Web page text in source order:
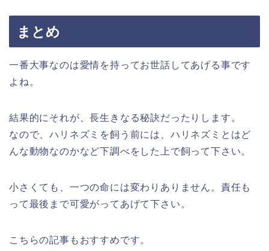
まとめ
一番大事なのは愛情を持ってお世話してあげる事です
よね。
結果的にそれが、長生きなる秘訣だったりします。
なので、ハリネズミを飼う前には、ハリネズミとはど
んな動物なのかなど下調べをした上で飼って下さい。
小さくても、一つの命には変わりありません。責任も
って最後まで可愛がってあげて下さい。
こちらの記事もおすすめです。